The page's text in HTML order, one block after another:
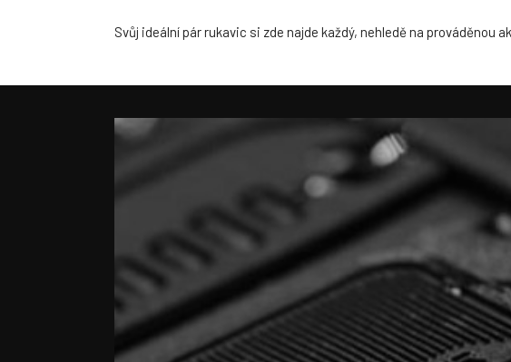
Svůj ideální pár rukavic si zde najde každý, nehledě na